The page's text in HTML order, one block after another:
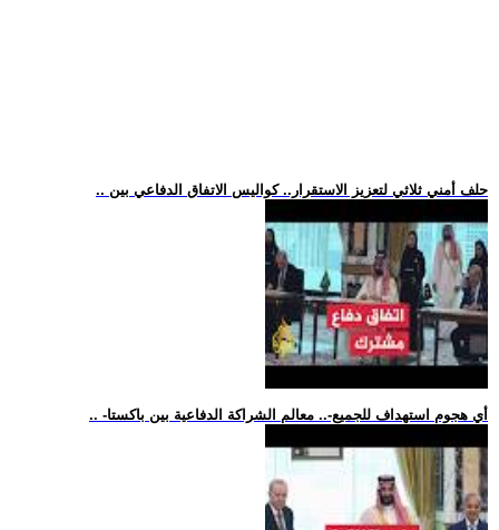
.. حلف أمني ثلاثي لتعزيز الاستقرار.. كواليس الاتفاق الدفاعي بين
.. -أي هجوم استهداف للجميع-.. معالم الشراكة الدفاعية بين باكستا